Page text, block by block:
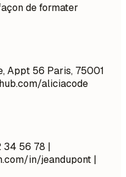
de formater
Appt 56 Paris, 75001
aliciacode
34 56 78 |
in/jeandupont |